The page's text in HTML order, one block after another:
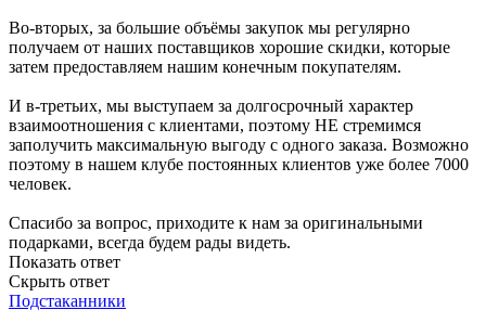
Во-вторых, за большие объёмы закупок мы регулярно
получаем от наших поставщиков хорошие скидки, которые
затем предоставляем нашим конечным покупателям.
И в-третьих, мы выступаем за долгосрочный характер
взаимоотношения с клиентами, поэтому НЕ стремимся
заполучить максимальную выгоду с одного заказа. Возможно
поэтому в нашем клубе постоянных клиентов уже более 7000
человек.
Спасибо за вопрос, приходите к нам за оригинальными
подарками, всегда будем рады видеть.
Показать ответ
Скрыть ответ
Подстаканники